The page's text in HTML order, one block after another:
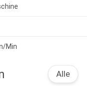
Min
Alle